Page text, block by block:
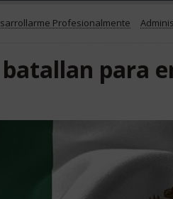
Profesionalmente
batallan para